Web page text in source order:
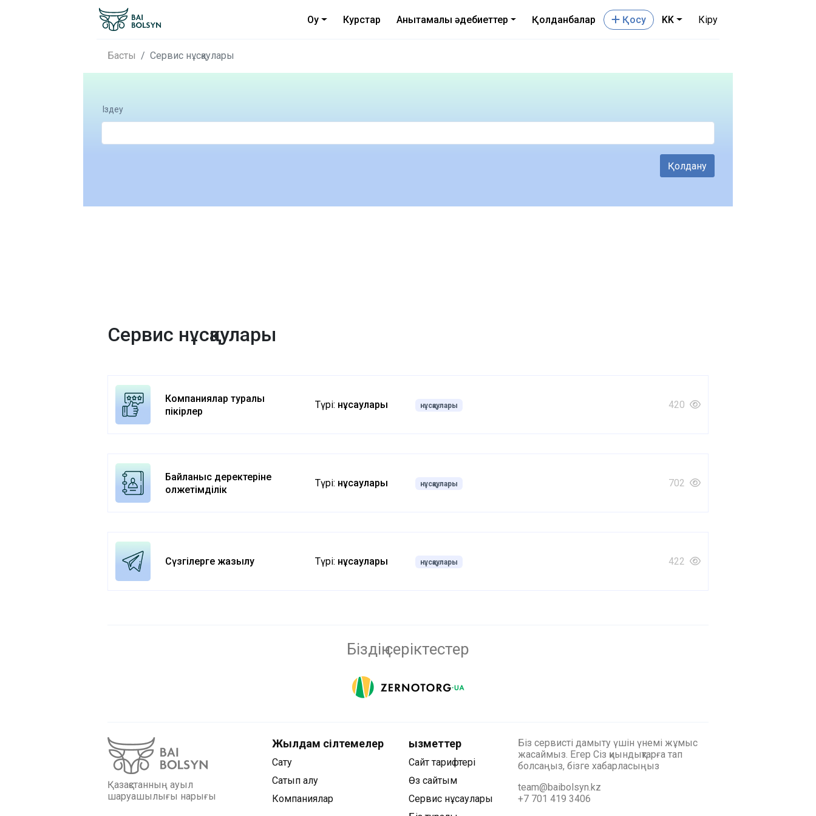
Оқу Курстар Анықтамалық әдебиеттер Қолданбалар Қосу KK Кіру
Басты Сервис нұсқаулары
Іздеу
Қолдану
Сервис нұсқаулары
Компаниялар туралы
пікірлер
Түрі: нұсқаулары нұсқаулары 420
Байланыс деректеріне
қолжетімділік
Түрі: нұсқаулары нұсқаулары 702
Сүзгілерге жазылу Түрі: нұсқаулары нұсқаулары 422
Біздің серіктестер
Қазақстанның ауыл
шаруашылығы нарығы
Жылдам сілтемелер
Сату
Сатып алу
Компаниялар
Қызметтер
Сайт тарифтері
Өз сайтым
Сервис нұсқаулары
Біз сервисті дамыту үшін үнемі жұмыс
жасаймыз. Егер Сіз қиындықтарға тап
болсаңыз, бізге хабарласыңыз
team@baibolsyn.kz
+7 701 419 3406